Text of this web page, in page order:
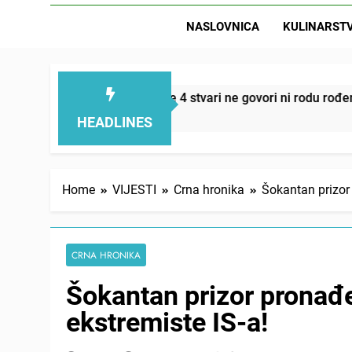
NASLOVNICA
HEADLINES
smanjuju – ove 4 stvari ne govori ni rodu rođenom
Home VIJESTI Crna hronika Šokantan
CRNA HRONIKA
Šokantan prizor
ekstremiste IS-a!